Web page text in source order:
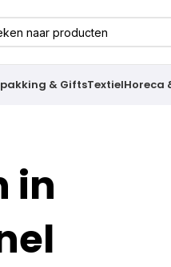
& GiftsTextielHoreca
in